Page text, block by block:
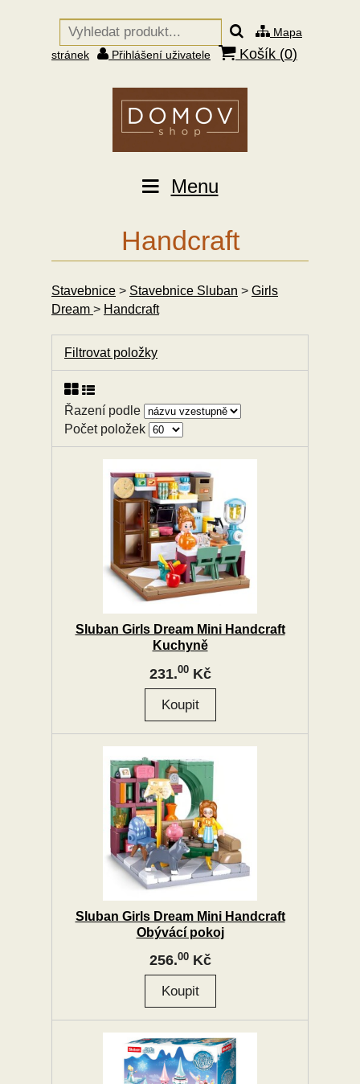
Mapa
stránek
Přihlášení uživatele Košík (0)
Menu
Handcraft
Stavebnice > Stavebnice Sluban > Girls
Dream > Handcraft
Filtrovat položky
Řazení podle
Počet položek
Sluban Girls Dream Mini Handcraft
Kuchyně
231.00Kč
Sluban Girls Dream Mini Handcraft
Obývácí pokoj
256.00Kč